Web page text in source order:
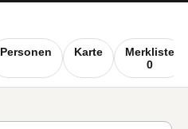
Personen Karte
Merkliste
0